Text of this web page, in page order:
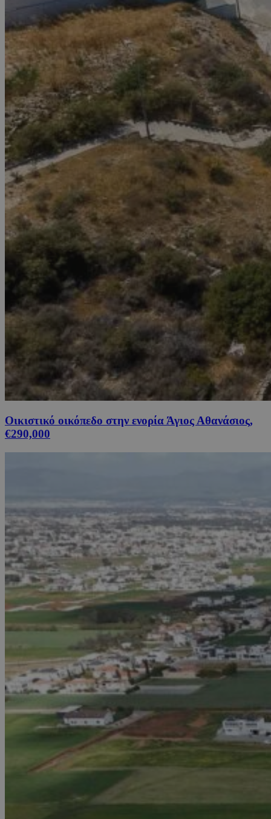
Οικιστικό οικόπεδο στην ενορία Άγιος Αθανάσιος,
€290,000